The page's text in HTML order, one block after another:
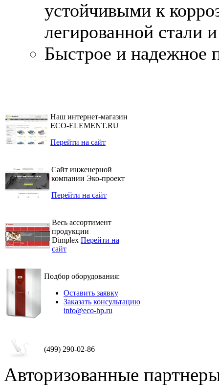
устойчивыми к
легированной стали
Быстрое и надежное
Наш интернет-магазин
ECO-ELEMENT.RU
Перейти на сайт
Сайт инженерной
компании Эко-проект
Перейти на сайт
Весь ассортимент
продукции
Dimplex Перейти на
сайт
Подбор оборудования:
Оставить заявку
Заказать консультацию
info@eco-hp.ru
(499) 290-02-86
Авторизованные